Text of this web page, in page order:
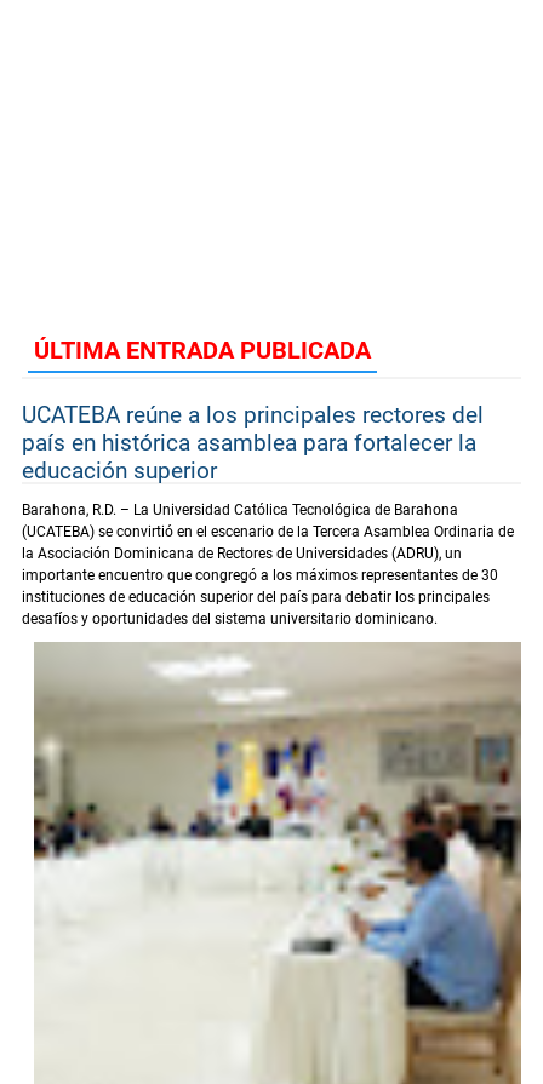
ÚLTIMA ENTRADA PUBLICADA
UCATEBA reúne a los principales rectores del
país en histórica asamblea para fortalecer la
educación superior
Barahona, R.D. – La Universidad Católica Tecnológica de Barahona
(UCATEBA) se convirtió en el escenario de la Tercera Asamblea Ordinaria de
la Asociación Dominicana de Rectores de Universidades (ADRU), un
importante encuentro que congregó a los máximos representantes de 30
instituciones de educación superior del país para debatir los principales
desafíos y oportunidades del sistema universitario dominicano.